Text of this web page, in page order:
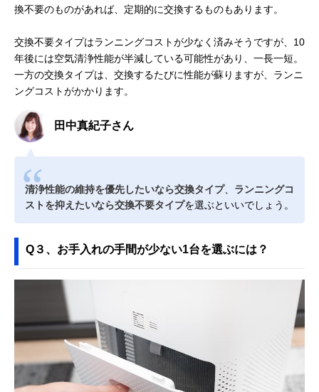
換不要のものがあれば、定期的に交換するものもあります。
交換不要タイプはランニングコストが少なく済みそうですが、10
年後には空気清浄性能が半減している可能性があり、一長一短。
一方の交換タイプは、交換するたびに性能が蘇りますが、ランニ
ングコストがかかります。
田中真紀子さん
清浄性能の維持を優先したいなら交換タイプ、 ランニングコ
ストを抑えたいなら交換不要タイプを選ぶといいでしょう。
Q３、お手入れの手間が少ない1台を選ぶには？